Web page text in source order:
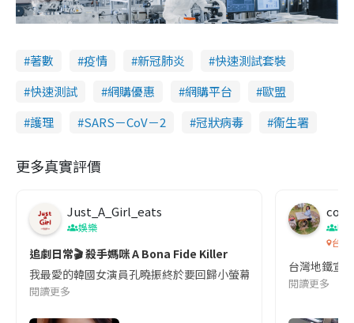
著數 疫情 新冠肺炎
快速測試套裝
快速測試
網購優惠 網購平台
歐盟
護理
SARS－CoV－2 冠狀病毒 衞生署
更多真實評價
Just_A_Girl_eats
娛樂
追劇日常🎬 殺手媽咪 A Bona Fide Killer
我最愛的韓國女演員孔曉振終於要回歸小螢幕啦!這次的劇本改編
閱讀更多
co
吹
台灣
台灣地鐵宣
閱讀更多